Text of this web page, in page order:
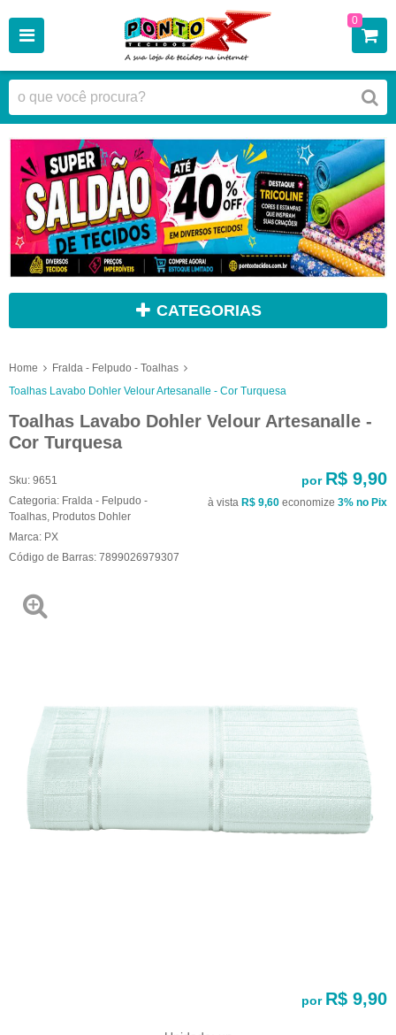
0
CATEGORIAS
Home
Fralda - Felpudo - Toalhas
Toalhas Lavabo Dohler Velour Artesanalle - Cor Turquesa
Toalhas Lavabo Dohler Velour Artesanalle -
Cor Turquesa
Sku: 9651
Categoria: Fralda - Felpudo -
Toalhas, Produtos Dohler
Marca: PX
Código de Barras: 7899026979307
por R$ 9,90
à vista R$ 9,60 economize 3% no Pix
por R$ 9,90